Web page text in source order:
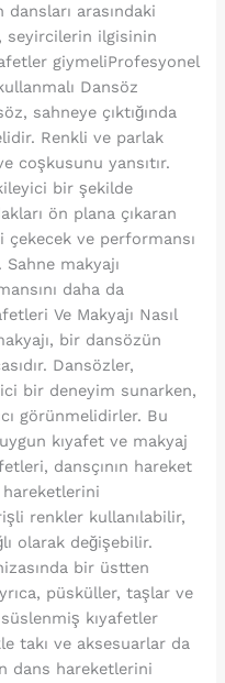
arasındaki
seyircilerin ilgisinin
giymeliProfesyonel
Dansöz
sahneye çıktığında
Renkli ve parlak
coşkusunu yansıtır.
bir şekilde
ön plana çıkaran
ve performansı
makyajı
daha da
Ve Makyajı Nasıl
bir dansözün
Dansözler,
bir deneyim sunarken,
görünmelidirler. Bu
kıyafet ve makyaj
dansçının hareket
hareketlerini
renkler kullanılabilir,
olarak değişebilir.
bir üstten
püsküller, taşlar ve
kıyafetler
takı ve aksesuarlar da
dans hareketlerini